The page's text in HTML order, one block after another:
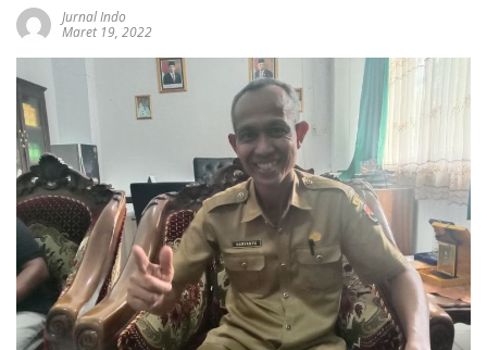
Jurnal Indo
Maret 19, 2022